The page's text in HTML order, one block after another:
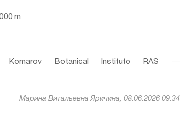
m
Komarov Botanical Institute RAS —
Марина Витальевна Яричина, 08.06.2026 09:34